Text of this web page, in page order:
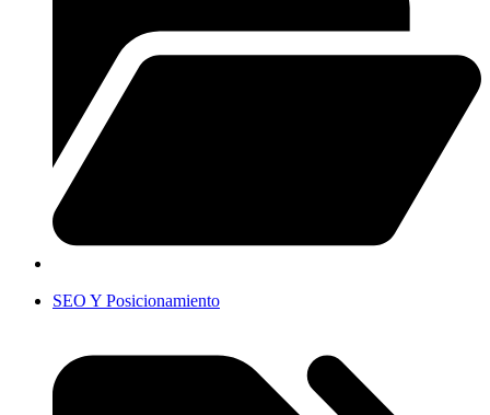
SEO Y Posicionamiento